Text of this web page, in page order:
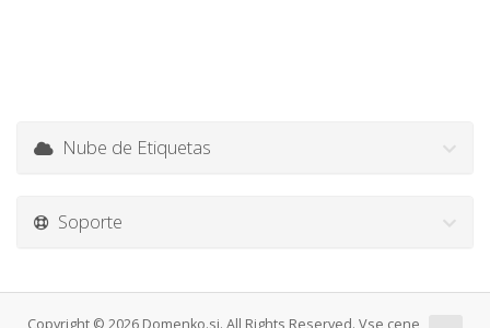
Nube de Etiquetas
Soporte
Copyright © 2026 Domenko.si. All Rights Reserved. Vse cene